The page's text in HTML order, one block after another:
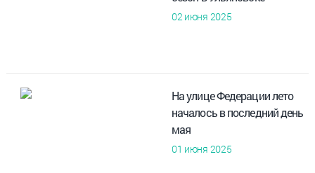
02 июня 2025
На улице Федерации лето
началось в последний день
мая
01 июня 2025